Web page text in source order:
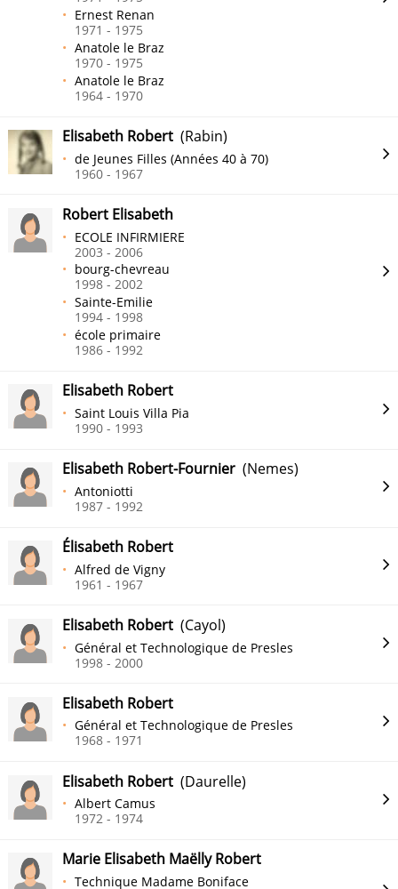
Ernest Renan
1971 - 1975
Anatole le Braz
1970 - 1975
Anatole le Braz
1964 - 1970
Elisabeth Robert (Rabin)
de Jeunes Filles (Années 40 à 70)
1960 - 1967
Robert Elisabeth
ECOLE INFIRMIERE
2003 - 2006
bourg-chevreau
1998 - 2002
Sainte-Emilie
1994 - 1998
école primaire
1986 - 1992
Elisabeth Robert
Saint Louis Villa Pia
1990 - 1993
Elisabeth Robert-Fournier (Nemes)
Antoniotti
1987 - 1992
Élisabeth Robert
Alfred de Vigny
1961 - 1967
Elisabeth Robert (Cayol)
Général et Technologique de Presles
1998 - 2000
Elisabeth Robert
Général et Technologique de Presles
1968 - 1971
Elisabeth Robert (Daurelle)
Albert Camus
1972 - 1974
Marie Elisabeth Maëlly Robert
Technique Madame Boniface